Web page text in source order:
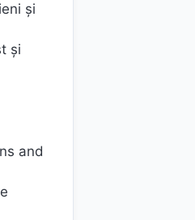
și
și
and